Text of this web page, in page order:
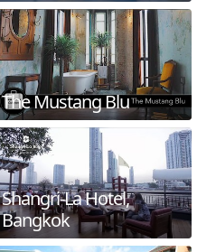
The Mustang Blu
Shangri-La Hotel,
Bangkok